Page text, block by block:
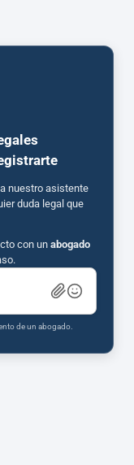
nuestro asistente
duda legal que
con un abogado
de un abogado.